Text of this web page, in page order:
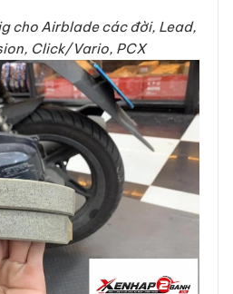
cho Airblade các đời, Lead,
Click/Vario, PCX